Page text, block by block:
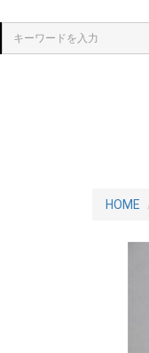
HOME